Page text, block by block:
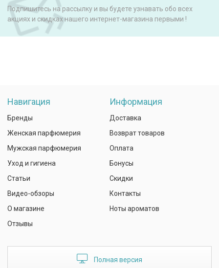
Подпишитесь на рассылку и вы будете узнавать обо всех
акциях и скидках нашего интернет-магазина первыми !
Навигация
Бренды
Женская парфюмерия
Мужская парфюмерия
Уход и гигиена
Статьи
Видео-обзоры
О магазине
Отзывы
Информация
Доставка
Возврат товаров
Оплата
Бонусы
Скидки
Контакты
Ноты ароматов
Полная версия